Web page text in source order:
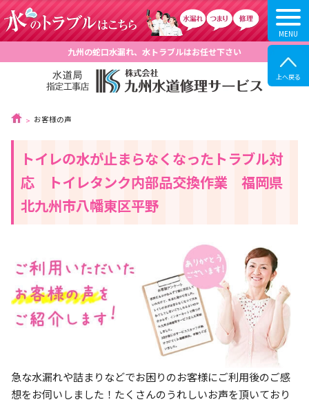
九州の蛇口水漏れ、水トラブルはお任せ下さい
お客様の声
トイレの水が止まらなくなったトラブル対
応 トイレタンク内部品交換作業 福岡県
北九州市八幡東区平野
急な水漏れや詰まりなどでお困りのお客様にご利用後のご感
想をお伺いしました！たくさんのうれしいお声を頂いており